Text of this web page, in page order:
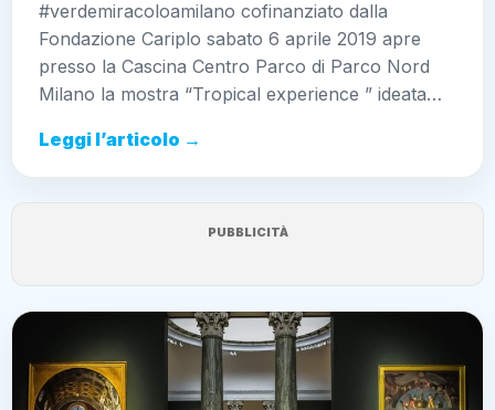
#verdemiracoloamilano cofinanziato dalla
Fondazione Cariplo sabato 6 aprile 2019 apre
presso la Cascina Centro Parco di Parco Nord
Milano la mostra “Tropical experience ” ideata…
Leggi l’articolo →
PUBBLICITÀ